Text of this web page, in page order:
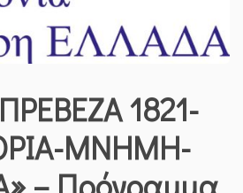
1821-
ΜΝΗΜΗ-